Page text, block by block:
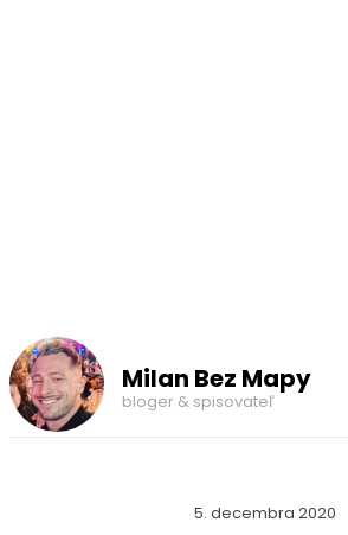
Milan Bez Mapy
bloger & spisovateľ
5. decembra 2020